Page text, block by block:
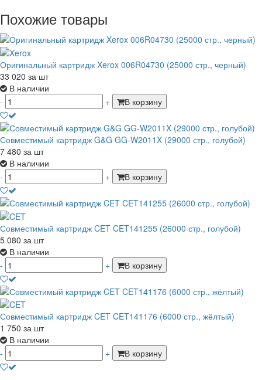
Похожие товары
Оригинальный картридж Xerox 006R04730 (25000 стр., черный)
33 020 за шт
В наличии
-
+ В корзину
Совместимый картридж G&G GG-W2011X (29000 стр., голубой)
7 480 за шт
В наличии
-
+ В корзину
Совместимый картридж CET CET141255 (26000 стр., голубой)
5 080 за шт
В наличии
-
+ В корзину
Совместимый картридж CET CET141176 (6000 стр., жёлтый)
1 750 за шт
В наличии
-
+ В корзину